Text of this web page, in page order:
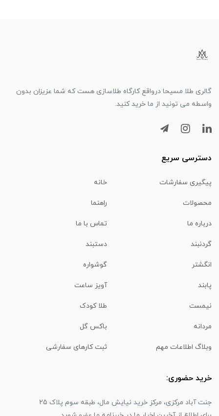
گالری طلا مسیحا درواقع کارگاه طلاسازی هست که شما عزیزان بدون
واسطه می تونید از ما خرید کنید.
دسترسی سریع
پیگیری سفارشات خانه
محصولات راهنما
درباره ما تماس با ما
گردنبند دستبند
انگشتر گوشواره
پابند آویز ساعت
نیمست طلا کودک
مردانه باکس گل
وبلاگ اطلاعات مهم ثبت کارهای سفارشی
خرید حضوری:
جنت آباد مرکزی، مرکز خرید نیایش مال، طبقه سوم پلاک 25